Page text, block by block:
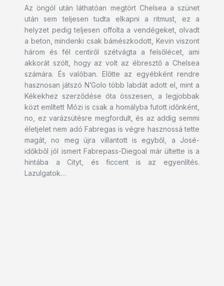
Az öngól után láthatóan megtört Chelsea a szünet
után sem teljesen tudta elkapni a ritmust, ez a
helyzet pedig teljesen offolta a vendégeket, olvadt
a beton, mindenki csak bámészkodott, Kevin viszont
három és fél centiről szétvágta a felsőlécet, ami
akkorát szólt, hogy az volt az ébresztő a Chelsea
számára. És valóban. Előtte az egyébként rendre
hasznosan játszó N’Golo több labdát adott el, mint a
Kékekhez szerződése óta összesen, a legjobbak
közt említett Mózi is csak a homályba futott időnként,
no, ez varázsütésre megfordult, és az addig semmi
életjelet nem adó Fabregas is végre hasznossá tette
magát, no meg újra villantott is egyből, a José-
időkből jól ismert Fabrepass-Diegoal már ültette is a
hintába a Cityt, és ficcent is az egyenlítés.
Lazulgatok…